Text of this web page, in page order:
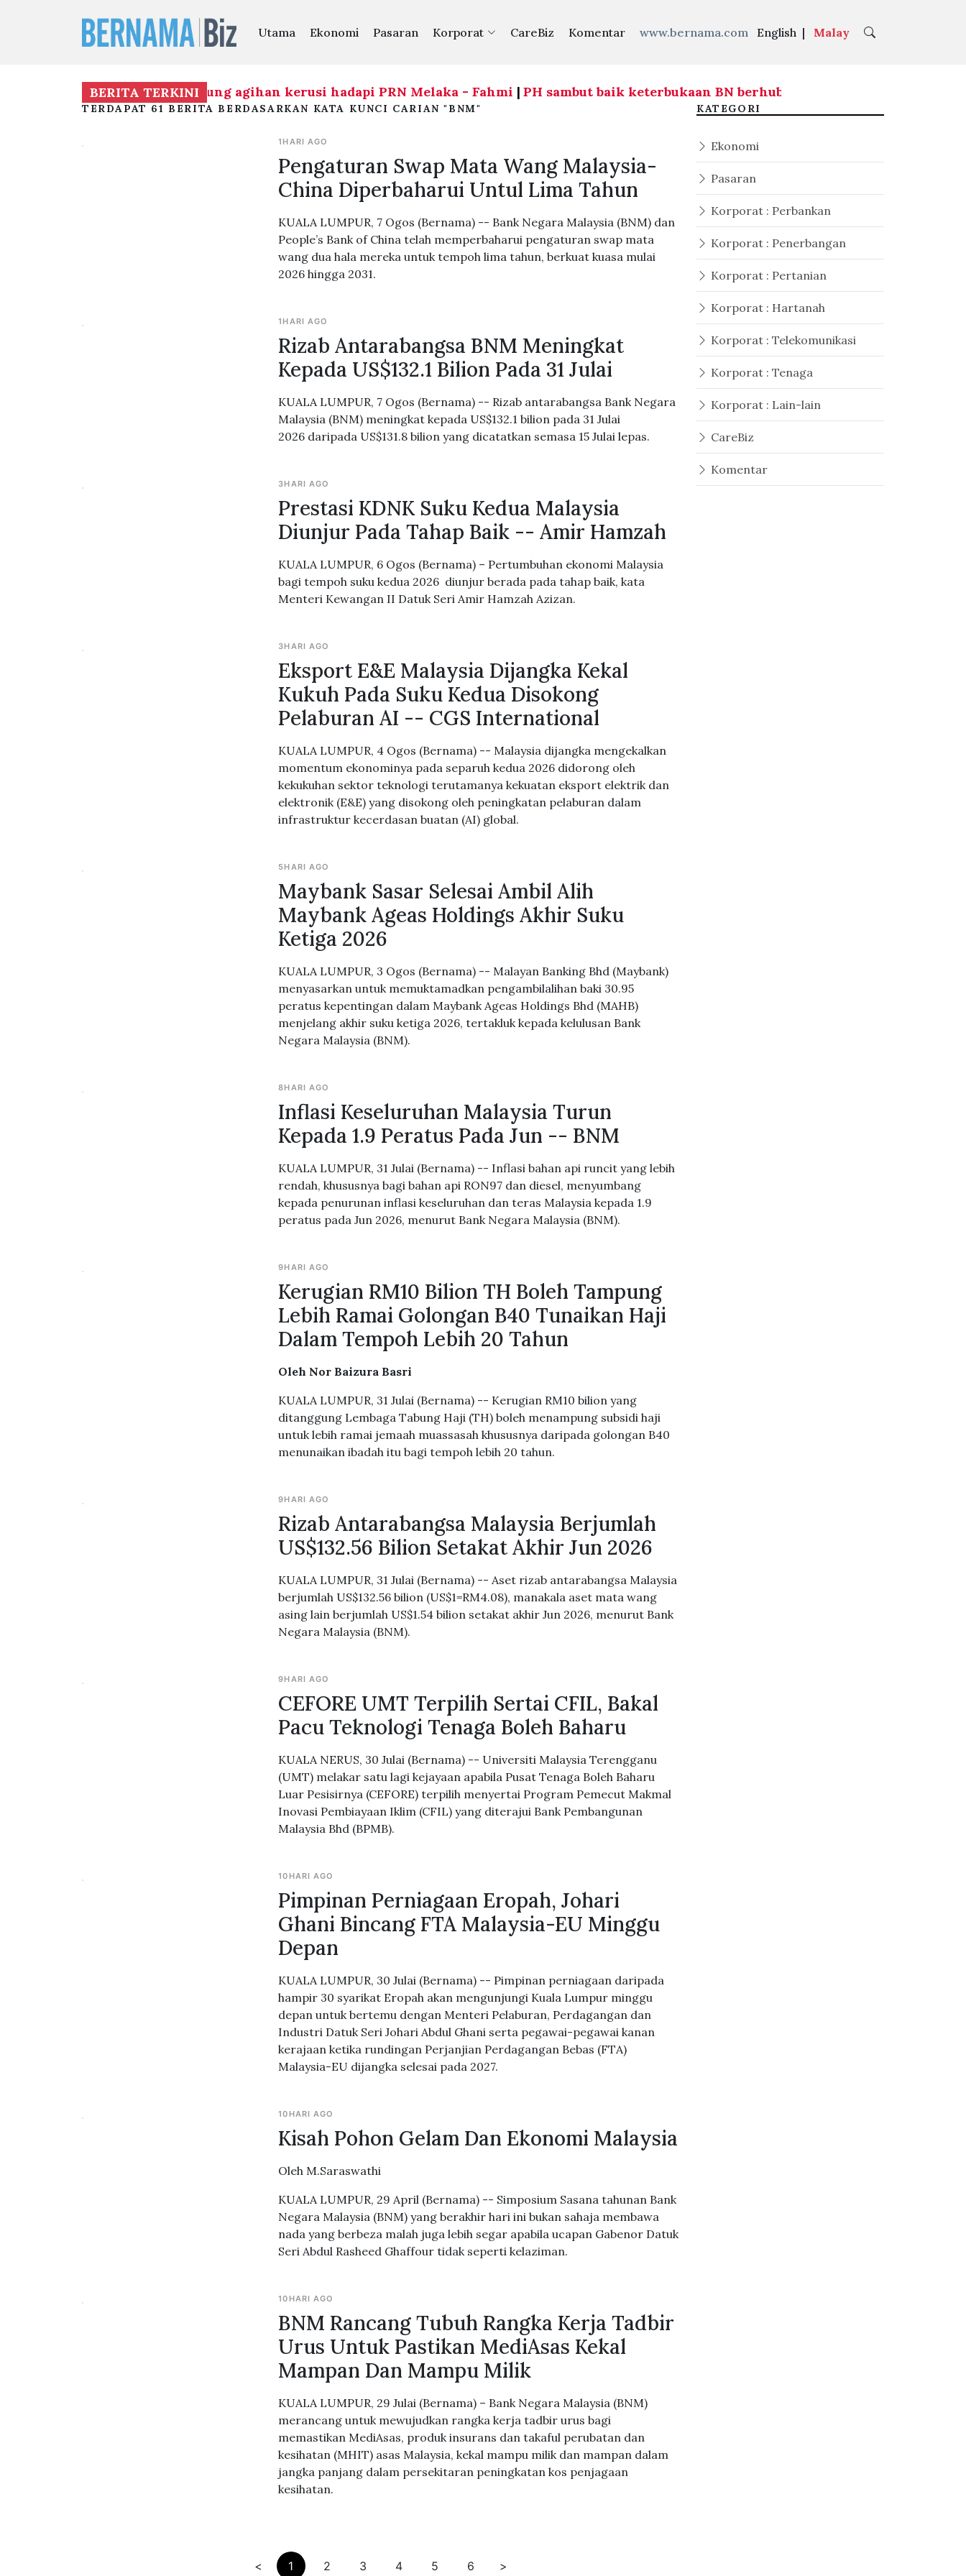
Utama Ekonomi Pasaran Korporat CareBiz Komentar www.bernama.com English | Malay
BERITA TERKINI
keterbukaan BN berhubung agihan kerusi hadapi PRN Melaka - Fahmi|PH sambut baik keterbukaan BN berhubung agihan kerusi hadapi PRN
TERDAPAT 61 BERITA BERDASARKAN KATA KUNCI CARIAN "BNM"
1HARI AGO
Pengaturan Swap Mata Wang Malaysia-
China Diperbaharui Untul Lima Tahun
KUALA LUMPUR, 7 Ogos (Bernama) -- Bank Negara Malaysia (BNM) dan
People’s Bank of China telah memperbaharui pengaturan swap mata
wang dua hala mereka untuk tempoh lima tahun, berkuat kuasa mulai
2026 hingga 2031.
1HARI AGO
Rizab Antarabangsa BNM Meningkat
Kepada US$132.1 Bilion Pada 31 Julai
KUALA LUMPUR, 7 Ogos (Bernama) -- Rizab antarabangsa Bank Negara
Malaysia (BNM) meningkat kepada US$132.1 bilion pada 31 Julai
2026 daripada US$131.8 bilion yang dicatatkan semasa 15 Julai lepas.
3HARI AGO
Prestasi KDNK Suku Kedua Malaysia
Diunjur Pada Tahap Baik -- Amir Hamzah
KUALA LUMPUR, 6 Ogos (Bernama) – Pertumbuhan ekonomi Malaysia
bagi tempoh suku kedua 2026 diunjur berada pada tahap baik, kata
Menteri Kewangan II Datuk Seri Amir Hamzah Azizan.
3HARI AGO
Eksport E&E Malaysia Dijangka Kekal
Kukuh Pada Suku Kedua Disokong
Pelaburan AI -- CGS International
KUALA LUMPUR, 4 Ogos (Bernama) -- Malaysia dijangka mengekalkan
momentum ekonominya pada separuh kedua 2026 didorong oleh
kekukuhan sektor teknologi terutamanya kekuatan eksport elektrik dan
elektronik (E&E) yang disokong oleh peningkatan pelaburan dalam
infrastruktur kecerdasan buatan (AI) global.
5HARI AGO
Maybank Sasar Selesai Ambil Alih
Maybank Ageas Holdings Akhir Suku
Ketiga 2026
KUALA LUMPUR, 3 Ogos (Bernama) -- Malayan Banking Bhd (Maybank)
menyasarkan untuk memuktamadkan pengambilalihan baki 30.95
peratus kepentingan dalam Maybank Ageas Holdings Bhd (MAHB)
menjelang akhir suku ketiga 2026, tertakluk kepada kelulusan Bank
Negara Malaysia (BNM).
8HARI AGO
Inflasi Keseluruhan Malaysia Turun
Kepada 1.9 Peratus Pada Jun -- BNM
KUALA LUMPUR, 31 Julai (Bernama) -- Inflasi bahan api runcit yang lebih
rendah, khususnya bagi bahan api RON97 dan diesel, menyumbang
kepada penurunan inflasi keseluruhan dan teras Malaysia kepada 1.9
peratus pada Jun 2026, menurut Bank Negara Malaysia (BNM).
9HARI AGO
Kerugian RM10 Bilion TH Boleh Tampung
Lebih Ramai Golongan B40 Tunaikan Haji
Dalam Tempoh Lebih 20 Tahun
Oleh Nor Baizura Basri
KUALA LUMPUR, 31 Julai (Bernama) -- Kerugian RM10 bilion yang
ditanggung Lembaga Tabung Haji (TH) boleh menampung subsidi haji
untuk lebih ramai jemaah muassasah khususnya daripada golongan B40
menunaikan ibadah itu bagi tempoh lebih 20 tahun.
9HARI AGO
Rizab Antarabangsa Malaysia Berjumlah
US$132.56 Bilion Setakat Akhir Jun 2026
KUALA LUMPUR, 31 Julai (Bernama) -- Aset rizab antarabangsa Malaysia
berjumlah US$132.56 bilion (US$1=RM4.08), manakala aset mata wang
asing lain berjumlah US$1.54 bilion setakat akhir Jun 2026, menurut Bank
Negara Malaysia (BNM).
9HARI AGO
CEFORE UMT Terpilih Sertai CFIL, Bakal
Pacu Teknologi Tenaga Boleh Baharu
KUALA NERUS, 30 Julai (Bernama) -- Universiti Malaysia Terengganu
(UMT) melakar satu lagi kejayaan apabila Pusat Tenaga Boleh Baharu
Luar Pesisirnya (CEFORE) terpilih menyertai Program Pemecut Makmal
Inovasi Pembiayaan Iklim (CFIL) yang diterajui Bank Pembangunan
Malaysia Bhd (BPMB).
10HARI AGO
Pimpinan Perniagaan Eropah, Johari
Ghani Bincang FTA Malaysia-EU Minggu
Depan
KUALA LUMPUR, 30 Julai (Bernama) -- Pimpinan perniagaan daripada
hampir 30 syarikat Eropah akan mengunjungi Kuala Lumpur minggu
depan untuk bertemu dengan Menteri Pelaburan, Perdagangan dan
Industri Datuk Seri Johari Abdul Ghani serta pegawai-pegawai kanan
kerajaan ketika rundingan Perjanjian Perdagangan Bebas (FTA)
Malaysia-EU dijangka selesai pada 2027.
10HARI AGO
Kisah Pohon Gelam Dan Ekonomi Malaysia
Oleh M.Saraswathi
KUALA LUMPUR, 29 April (Bernama) -- Simposium Sasana tahunan Bank
Negara Malaysia (BNM) yang berakhir hari ini bukan sahaja membawa
nada yang berbeza malah juga lebih segar apabila ucapan Gabenor Datuk
Seri Abdul Rasheed Ghaffour tidak seperti kelaziman.
10HARI AGO
BNM Rancang Tubuh Rangka Kerja Tadbir
Urus Untuk Pastikan MediAsas Kekal
Mampan Dan Mampu Milik
KUALA LUMPUR, 29 Julai (Bernama) – Bank Negara Malaysia (BNM)
merancang untuk mewujudkan rangka kerja tadbir urus bagi
memastikan MediAsas, produk insurans dan takaful perubatan dan
kesihatan (MHIT) asas Malaysia, kekal mampu milik dan mampan dalam
jangka panjang dalam persekitaran peningkatan kos penjagaan
kesihatan.
< 1 2 3 4 5 6 >
KATEGORI
Ekonomi
Pasaran
Korporat : Perbankan
Korporat : Penerbangan
Korporat : Pertanian
Korporat : Hartanah
Korporat : Telekomunikasi
Korporat : Tenaga
Korporat : Lain-lain
CareBiz
Komentar